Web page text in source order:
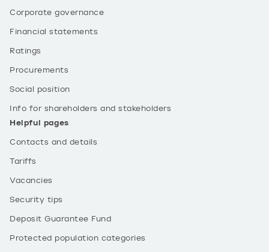
Corporate governance
Financial statements
Ratings
Procurements
Social position
Info for shareholders and stakeholders
Helpful pages
Contacts and details
Tariffs
Vacancies
Security tips
Deposit Guarantee Fund
Protected population categories